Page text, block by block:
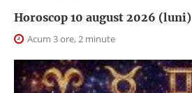
Horoscop 10 august 2026 (luni)
Acum 3 ore, 2 minute